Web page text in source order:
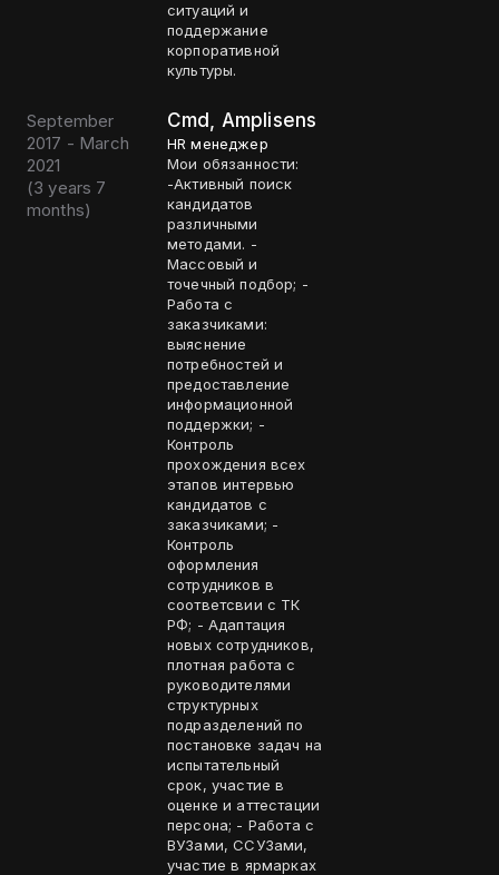
ситуаций и
поддержание
корпоративной
культуры.
September
2017 - March
2021
(3 years 7
months)
Cmd, Amplisens
HR менеджер
Мои обязанности:
-Активный поиск
кандидатов
различными
методами. -
Массовый и
точечный подбор; -
Работа с
заказчиками:
выяснение
потребностей и
предоставление
информационной
поддержки; -
Контроль
прохождения всех
этапов интервью
кандидатов с
заказчиками; -
Контроль
оформления
сотрудников в
соответсвии с ТК
РФ; - Адаптация
новых сотрудников,
плотная работа с
руководителями
структурных
подразделений по
постановке задач на
испытательный
срок, участие в
оценке и аттестации
персона; - Работа с
ВУЗами, ССУЗами,
участие в ярмарках